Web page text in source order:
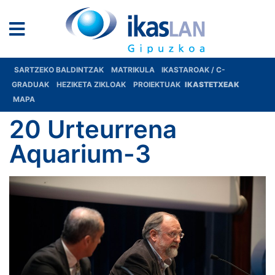
SARTZEKO BALDINTZAK MATRIKULA
IKASTAROAK / C-
GRADUAK
HEZIKETA ZIKLOAK PROIEKTUAK IKASTETXEAK
MAPA
20 Urteurrena
Aquarium-3